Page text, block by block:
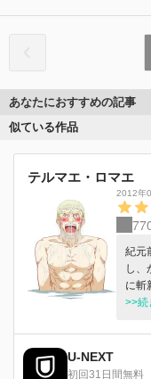
あなたにおすすめの記事
似ている作品
テルマエ・ロマエ
2012年
紀元
し、
に斬
愛す
って
て
イム
>>続
U-NEXT
初回31日間無料